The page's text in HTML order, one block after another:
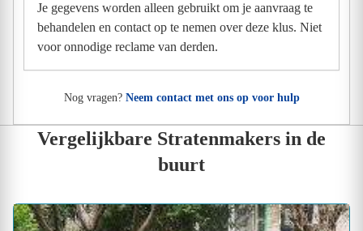
Je gegevens worden alleen gebruikt om je aanvraag te
behandelen en contact op te nemen over deze klus. Niet
voor onnodige reclame van derden.
Nog vragen? Neem contact met ons op voor hulp
Vergelijkbare Stratenmakers in de
buurt